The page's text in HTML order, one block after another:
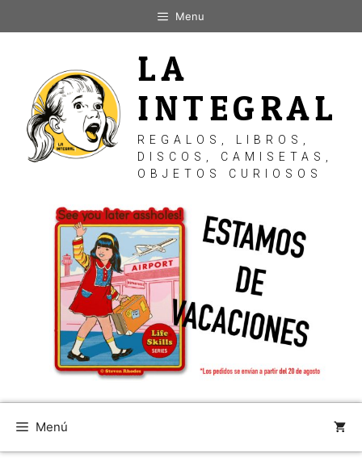
al
Menu
LA
INTEGRAL
REGALOS, LIBROS,
DISCOS, CAMISETAS,
OBJETOS CURIOSOS
Menú